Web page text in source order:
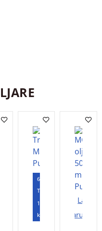
i
60
Tabletter
120
kapslar
Lägg i